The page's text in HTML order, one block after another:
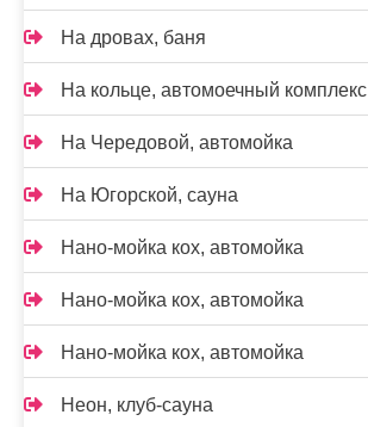
На дровах, баня
На кольце, автомоечный комплекс
На Чередовой, автомойка
На Югорской, сауна
Нано-мойка кох, автомойка
Нано-мойка кох, автомойка
Нано-мойка кох, автомойка
Неон, клуб-сауна